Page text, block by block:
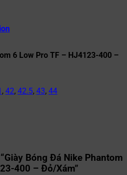
6 Low Pro TF – HJ4123-400 –
, 42, 42.5, 43, 44
Bóng Đá Nike Phantom
400 – Đỏ/Xám”